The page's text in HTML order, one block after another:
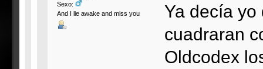
Sexo:
And I lie awake and miss you
Ya decía
cuadraran
Oldcodex